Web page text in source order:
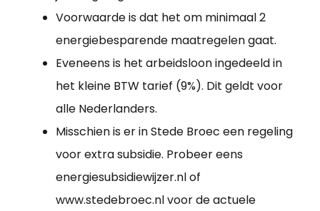
Voorwaarde is dat het om minimaal 2
energiebesparende maatregelen gaat.
Eveneens is het arbeidsloon ingedeeld in
het kleine BTW tarief (9%). Dit geldt voor
alle Nederlanders.
Misschien is er in Stede Broec een regeling
voor extra subsidie. Probeer eens
energiesubsidiewijzer.nl of
www.stedebroec.nl voor de actuele